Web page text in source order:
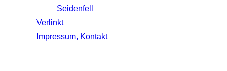
Seidenfell
Verlinkt
Impressum, Kontakt